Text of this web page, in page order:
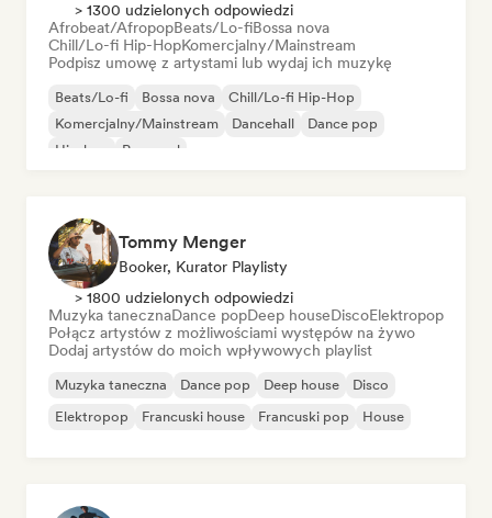
> 1300 udzielonych odpowiedzi
Afrobeat/AfropopBeats/Lo-fiBossa nova
Chill/Lo-fi Hip-HopKomercjalny/Mainstream
Podpisz umowę z artystami lub wydaj ich muzykę
Beats/Lo-fi Bossa nova
Chill/Lo-fi Hip-Hop
Komercjalny/Mainstream
Dancehall
Dance pop
Hip-hop
Pop-soul
Tommy Menger
Booker, Kurator Playlisty
> 1800 udzielonych odpowiedzi
Muzyka tanecznaDance popDeep houseDiscoElektropop
Połącz artystów z możliwościami występów na żywo
Dodaj artystów do moich wpływowych playlist
Muzyka taneczna Dance pop Deep house
Disco
Elektropop
Francuski house Francuski pop House